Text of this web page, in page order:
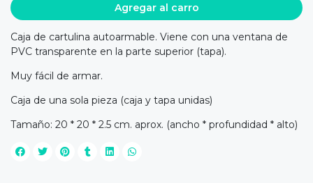
Agregar al carro
Caja de cartulina autoarmable. Viene con una ventana de
PVC transparente en la parte superior (tapa).
Muy fácil de armar.
Caja de una sola pieza (caja y tapa unidas)
Tamaño: 20 * 20 * 2.5 cm. aprox. (ancho * profundidad * alto)